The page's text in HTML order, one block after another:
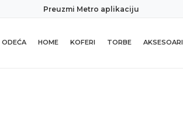
Preuzmi Metro aplikaciju
ODEĆA HOME KOFERI TORBE AKSESOARI